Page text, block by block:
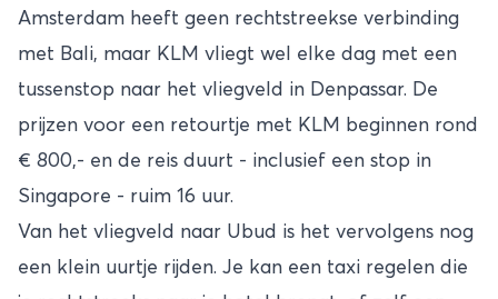
Amsterdam heeft geen rechtstreekse verbinding
met Bali, maar KLM vliegt wel elke dag met een
tussenstop naar het vliegveld in Denpassar. De
prijzen voor een retourtje met KLM beginnen rond
€ 800,- en de reis duurt - inclusief een stop in
Singapore - ruim 16 uur.
Van het vliegveld naar Ubud is het vervolgens nog
een klein uurtje rijden. Je kan een taxi regelen die